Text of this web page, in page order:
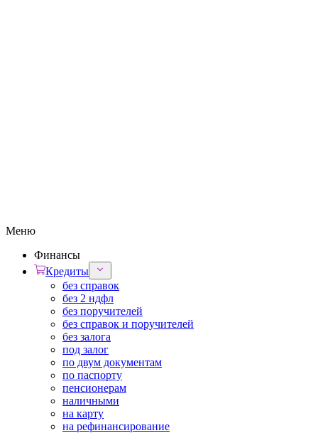
Меню
Финансы
Кредиты
без справок
без 2 ндфл
без поручителей
без справок и поручителей
без залога
под залог
по двум документам
по паспорту
пенсионерам
наличными
на карту
на рефинансирование